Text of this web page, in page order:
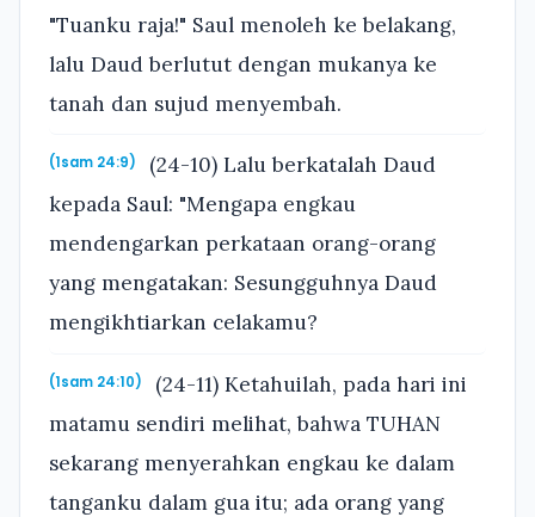
"Tuanku raja!" Saul menoleh ke belakang,
lalu Daud berlutut dengan mukanya ke
tanah dan sujud menyembah.
(1sam 24:9)
(24-10) Lalu berkatalah Daud
kepada Saul: "Mengapa engkau
mendengarkan perkataan orang-orang
yang mengatakan: Sesungguhnya Daud
mengikhtiarkan celakamu?
(1sam 24:10)
(24-11) Ketahuilah, pada hari ini
matamu sendiri melihat, bahwa TUHAN
sekarang menyerahkan engkau ke dalam
tanganku dalam gua itu; ada orang yang